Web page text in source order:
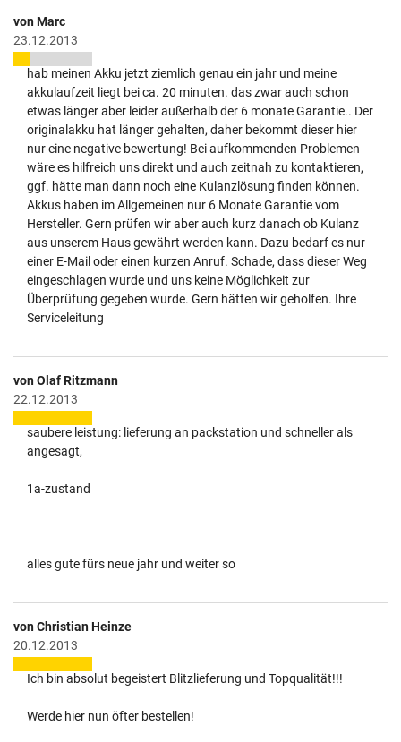
von Marc
23.12.2013
hab meinen Akku jetzt ziemlich genau ein jahr und meine
akkulaufzeit liegt bei ca. 20 minuten. das zwar auch schon
etwas länger aber leider außerhalb der 6 monate Garantie.. Der
originalakku hat länger gehalten, daher bekommt dieser hier
nur eine negative bewertung! Bei aufkommenden Problemen
wäre es hilfreich uns direkt und auch zeitnah zu kontaktieren,
ggf. hätte man dann noch eine Kulanzlösung finden können.
Akkus haben im Allgemeinen nur 6 Monate Garantie vom
Hersteller. Gern prüfen wir aber auch kurz danach ob Kulanz
aus unserem Haus gewährt werden kann. Dazu bedarf es nur
einer E-Mail oder einen kurzen Anruf. Schade, dass dieser Weg
eingeschlagen wurde und uns keine Möglichkeit zur
Überprüfung gegeben wurde. Gern hätten wir geholfen. Ihre
Serviceleitung
von Olaf Ritzmann
22.12.2013
saubere leistung: lieferung an packstation und schneller als
angesagt,
1a-zustand
alles gute fürs neue jahr und weiter so
von Christian Heinze
20.12.2013
Ich bin absolut begeistert Blitzlieferung und Topqualität!!!
Werde hier nun öfter bestellen!